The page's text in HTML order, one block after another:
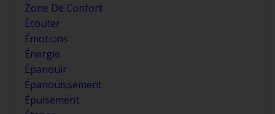
Zone De Confort
Écouter
Émotions
Énergie
Épanouir
Épanouissement
Épuisement